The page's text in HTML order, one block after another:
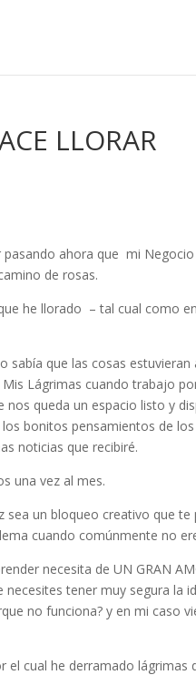
LLORAR
ahora que mi
de rosas.
he llorado – tal cual como
sabía que las cosas
Lágrimas cuando trabajo
nos queda un espacio listo y
bonitos pensamientos de
noticias que recibiré.
una vez al mes.
un bloqueo creativo que
cuando comúnmente no
necesita de UN GRAN
tener muy segura la
no funciona? y en mi caso
cual he derramado lágrimas